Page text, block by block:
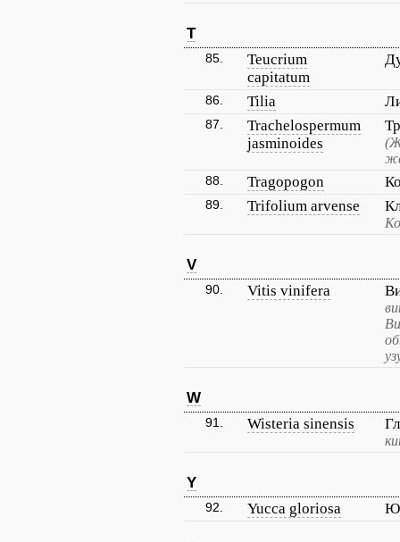
T
85.
Teucrium
capitatum
86. Tilia
87.
Trachelospermum
jasminoides
88. Tragopogon
89. Trifolium arvense
V
90. Vitis vinifera
W
91. Wisteria sinensis
Y
92. Yucca gloriosa